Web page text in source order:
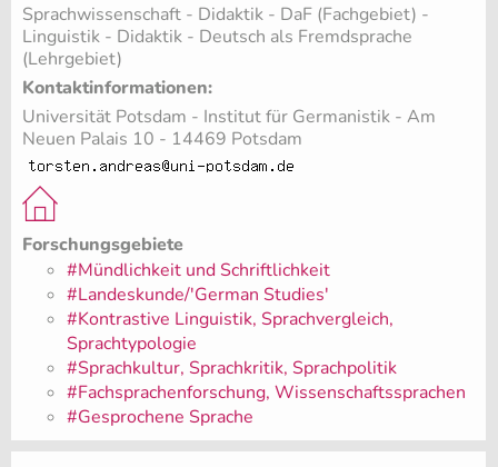
Sprachwissenschaft - Didaktik - DaF (Fachgebiet) -
Linguistik - Didaktik - Deutsch als Fremdsprache
(Lehrgebiet)
Kontaktinformationen:
Universität Potsdam - Institut für Germanistik - Am
Neuen Palais 10 - 14469 Potsdam
Forschungsgebiete
#Mündlichkeit und Schriftlichkeit
#Landeskunde/'German Studies'
#Kontrastive Linguistik, Sprachvergleich,
Sprachtypologie
#Sprachkultur, Sprachkritik, Sprachpolitik
#Fachsprachenforschung, Wissenschaftssprachen
#Gesprochene Sprache